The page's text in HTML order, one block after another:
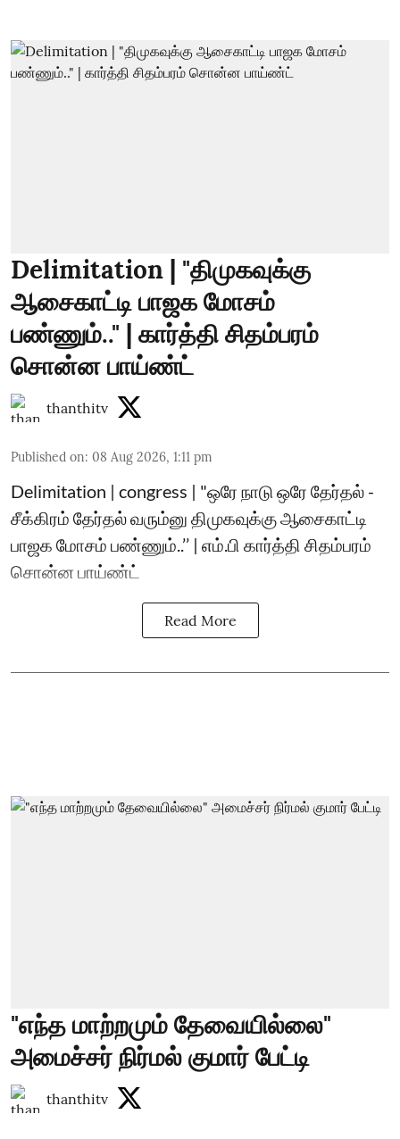
Delimitation | "திமுகவுக்கு
ஆசைகாட்டி பாஜக மோசம்
பண்ணும்.." | கார்த்தி சிதம்பரம்
சொன்ன பாய்ண்ட்
thanthitv
Published on: 08 Aug 2026, 1:11 pm
Delimitation | congress | "ஒரே நாடு ஒரே தேர்தல் -
சீக்கிரம் தேர்தல் வரும்னு திமுகவுக்கு ஆசைகாட்டி
பாஜக மோசம் பண்ணும்..’’ | எம்.பி கார்த்தி சிதம்பரம்
சொன்ன பாய்ண்ட்
Read More
"எந்த மாற்றமும் தேவையில்லை"
அமைச்சர் நிர்மல் குமார் பேட்டி
thanthitv